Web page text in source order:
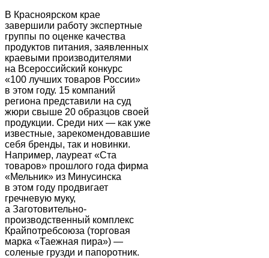
В Красноярском крае
завершили работу экспертные
группы по оценке качества
продуктов питания, заявленных
краевыми производителями
на Всероссийский конкурс
«100 лучших товаров России»
в этом году. 15 компаний
региона представили на суд
жюри свыше 20 образцов своей
продукции. Среди них — как уже
известные, зарекомендовавшие
себя бренды, так и новинки.
Например, лауреат «Ста
товаров» прошлого года фирма
«Мельник» из Минусинска
в этом году продвигает
гречневую муку,
а Заготовительно-
производственный комплекс
Крайпотребсоюза (торговая
марка «Таежная пира») —
соленые грузди и папоротник.